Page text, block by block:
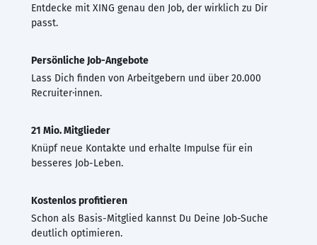
Entdecke mit XING genau den Job, der wirklich zu Dir
passt.
Persönliche Job-Angebote
Lass Dich finden von Arbeitgebern und über 20.000
Recruiter·innen.
21 Mio. Mitglieder
Knüpf neue Kontakte und erhalte Impulse für ein
besseres Job-Leben.
Kostenlos profitieren
Schon als Basis-Mitglied kannst Du Deine Job-Suche
deutlich optimieren.